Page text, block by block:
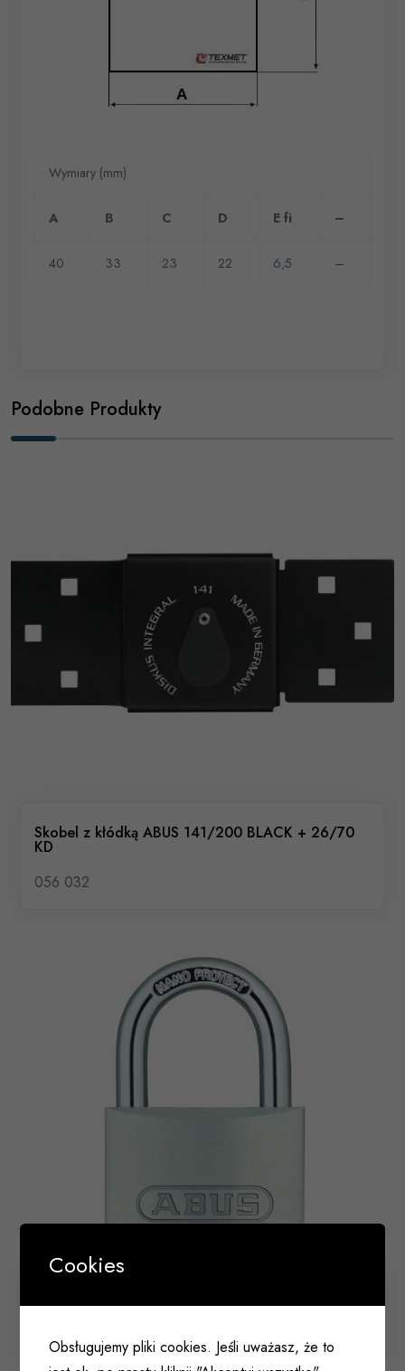
Wymiary (mm)
A B C D E fi –
40 33 23 22 6,5 –
Podobne Produkty
Skobel z kłódką ABUS 141/200 BLACK + 26/70
KD
056 032
Kłódka 727TI/60 ABUS TITALIUM srebrna
004 120
Cookies
Obsługujemy pliki cookies. Jeśli uważasz, że to